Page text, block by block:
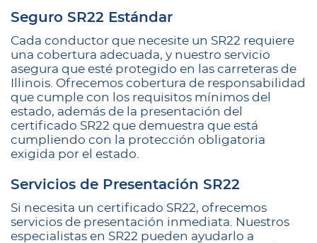
Seguro SR22 Estándar
Cada conductor que necesite un SR22 requiere
una cobertura adecuada, y nuestro servicio
asegura que esté protegido en las carreteras de
Illinois. Ofrecemos cobertura de responsabilidad
que cumple con los requisitos mínimos del
estado, además de la presentación del
certificado SR22 que demuestra que está
cumpliendo con la protección obligatoria
exigida por el estado.
Servicios de Presentación SR22
Si necesita un certificado SR22, ofrecemos
servicios de presentación inmediata. Nuestros
especialistas en SR22 pueden ayudarlo a